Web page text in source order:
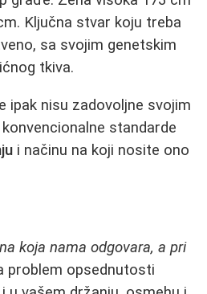
Ključna stvar koju treba
sa svojim genetskim
tkiva.
ipak nisu zadovoljne svojim
standarde
i načinu na koji nosite ono
koja nama odgovara, a pri
problem opsednutosti